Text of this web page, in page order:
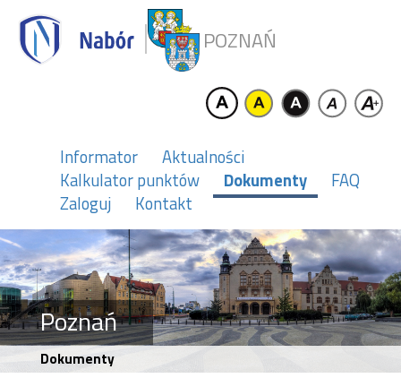
POZNAŃ
Informator
Aktualności
Kalkulator punktów
Dokumenty
FAQ
Zaloguj
Kontakt
Poznań
Dokumenty